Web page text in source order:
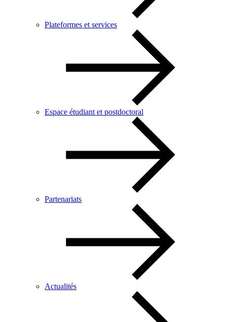
Plateformes et services
Espace étudiant et postdoctoral
Partenariats
Actualités